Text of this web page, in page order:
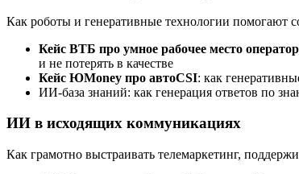
Как роботы и генеративные технологии помогают
Кейс ВТБ про умное рабочее место
и не потерять в качестве
Кейс ЮMoney про автоCSI: как
ИИ-база знаний: как генерация ответов по
ИИ в исходящих коммуникациях
Как грамотно выстраивать телемаркетинг,